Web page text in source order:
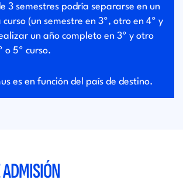
3 semestres podría separarse en un
(un semestre en 3º, otro en 4º y
un año completo en 3º y otro
o 5º curso.
es en función del país de destino.
ADMISIÓN